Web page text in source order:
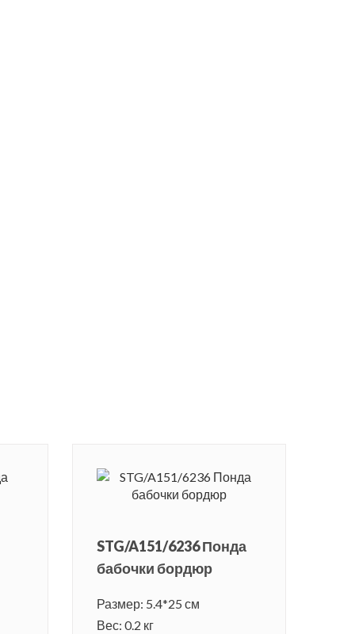
STG/A151/6236 Понда
бабочки бордюр
Размер: 5.4*25 см
Вес: 0.2 кг